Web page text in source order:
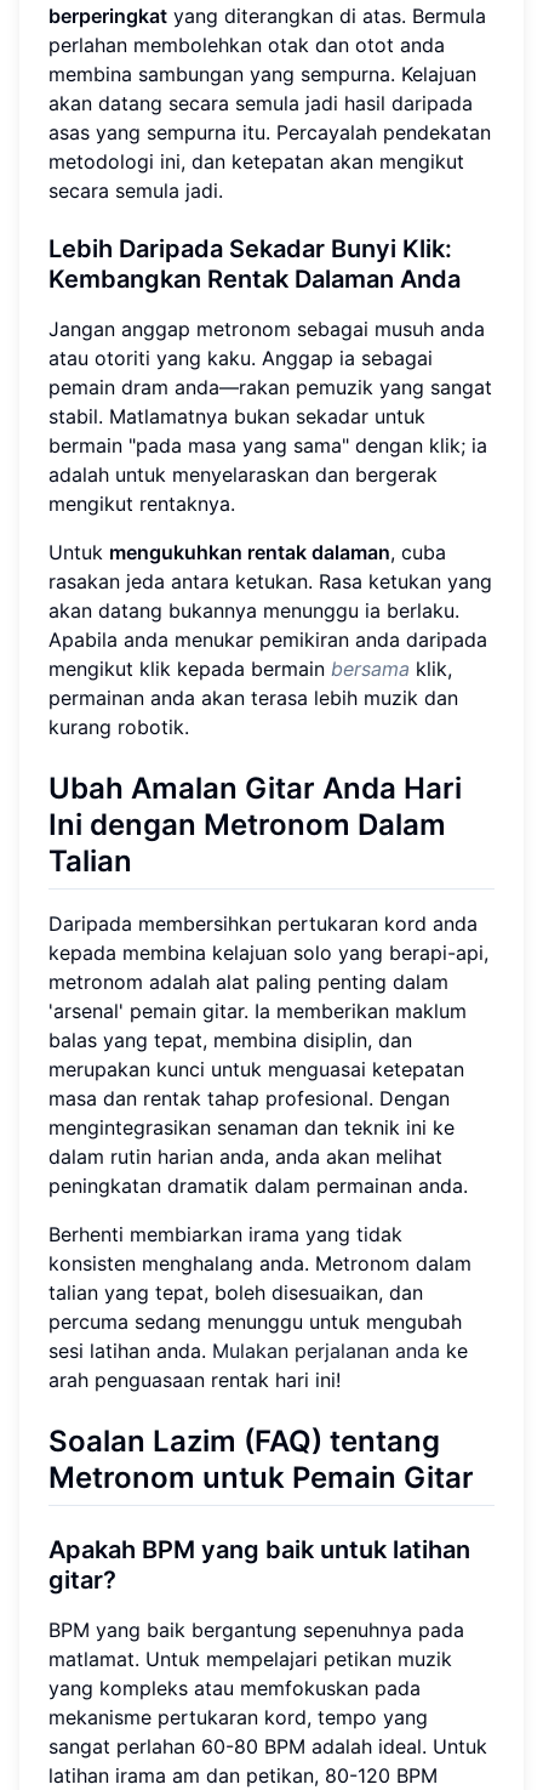
berperingkat yang diterangkan di atas. Bermula
perlahan membolehkan otak dan otot anda
membina sambungan yang sempurna. Kelajuan
akan datang secara semula jadi hasil daripada
asas yang sempurna itu. Percayalah pendekatan
metodologi ini, dan ketepatan akan mengikut
secara semula jadi.
Lebih Daripada Sekadar Bunyi Klik:
Kembangkan Rentak Dalaman Anda
Jangan anggap metronom sebagai musuh anda
atau otoriti yang kaku. Anggap ia sebagai
pemain dram anda—rakan pemuzik yang sangat
stabil. Matlamatnya bukan sekadar untuk
bermain "pada masa yang sama" dengan klik; ia
adalah untuk menyelaraskan dan bergerak
mengikut rentaknya.
Untuk mengukuhkan rentak dalaman, cuba
rasakan jeda antara ketukan. Rasa ketukan yang
akan datang bukannya menunggu ia berlaku.
Apabila anda menukar pemikiran anda daripada
mengikut klik kepada bermain bersama klik,
permainan anda akan terasa lebih muzik dan
kurang robotik.
Ubah Amalan Gitar Anda Hari
Ini dengan Metronom Dalam
Talian
Daripada membersihkan pertukaran kord anda
kepada membina kelajuan solo yang berapi-api,
metronom adalah alat paling penting dalam
'arsenal' pemain gitar. Ia memberikan maklum
balas yang tepat, membina disiplin, dan
merupakan kunci untuk menguasai ketepatan
masa dan rentak tahap profesional. Dengan
mengintegrasikan senaman dan teknik ini ke
dalam rutin harian anda, anda akan melihat
peningkatan dramatik dalam permainan anda.
Berhenti membiarkan irama yang tidak
konsisten menghalang anda. Metronom dalam
talian yang tepat, boleh disesuaikan, dan
percuma sedang menunggu untuk mengubah
sesi latihan anda. Mulakan perjalanan anda ke
arah penguasaan rentak hari ini!
Soalan Lazim (FAQ) tentang
Metronom untuk Pemain Gitar
Apakah BPM yang baik untuk latihan
gitar?
BPM yang baik bergantung sepenuhnya pada
matlamat. Untuk mempelajari petikan muzik
yang kompleks atau memfokuskan pada
mekanisme pertukaran kord, tempo yang
sangat perlahan 60-80 BPM adalah ideal. Untuk
latihan irama am dan petikan, 80-120 BPM